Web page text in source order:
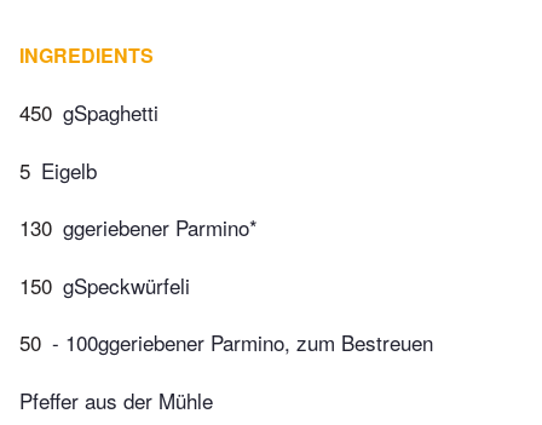
INGREDIENTS
450 gSpaghetti
5 Eigelb
130 ggeriebener Parmino*
150 gSpeckwürfeli
50 - 100ggeriebener Parmino, zum Bestreuen
Pfeffer aus der Mühle